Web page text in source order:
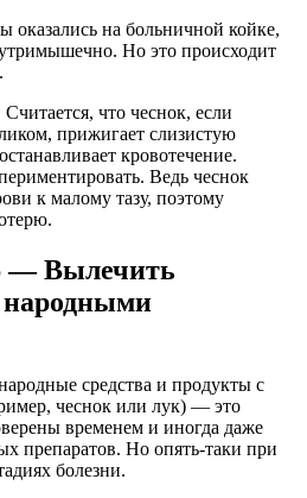
оказались на больничной койке,
Но это происходит
что чеснок, если
прижигает слизистую
кровотечение.
Ведь чеснок
к малому тазу, поэтому
— Вылечить
средства и продукты с
чеснок или лук) — это
временем и иногда даже
препаратов. Но опять-таки при
болезни.